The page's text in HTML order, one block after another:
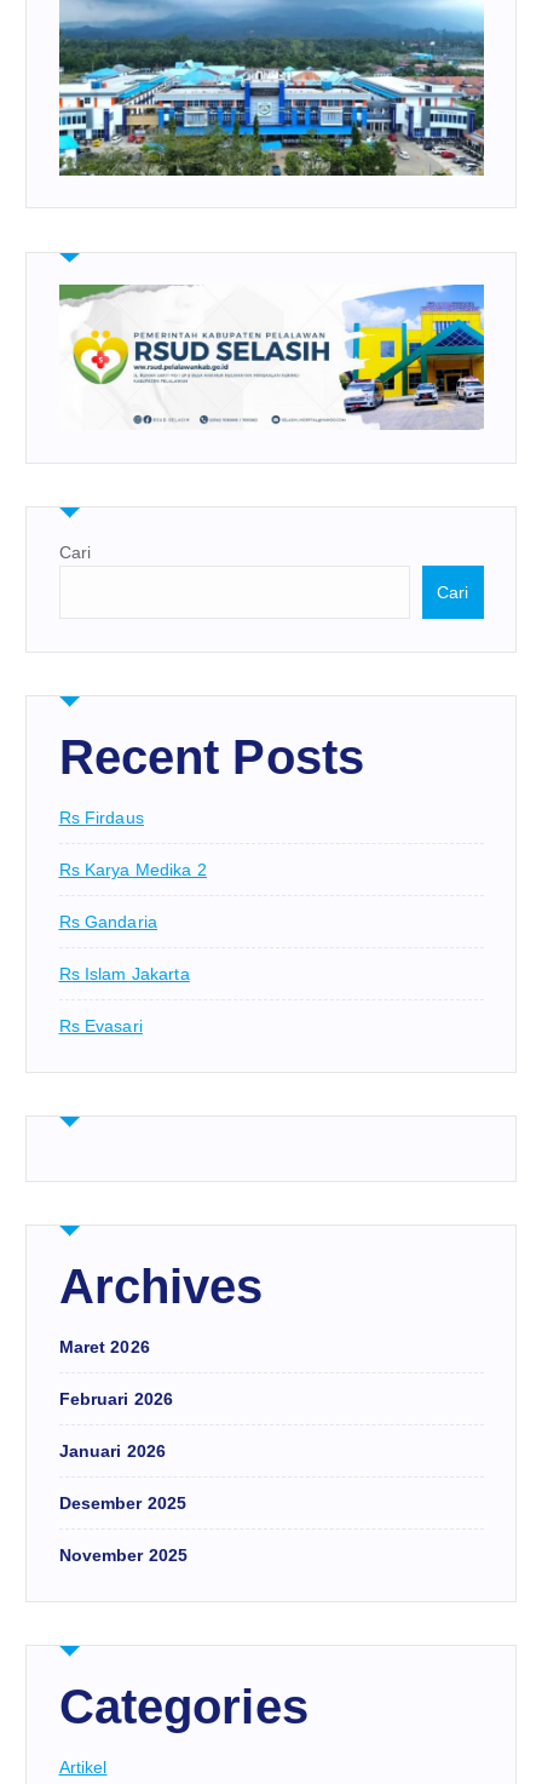
Cari
Cari
Recent Posts
Rs Firdaus
Rs Karya Medika 2
Rs Gandaria
Rs Islam Jakarta
Rs Evasari
Archives
Maret 2026
Februari 2026
Januari 2026
Desember 2025
November 2025
Categories
Artikel